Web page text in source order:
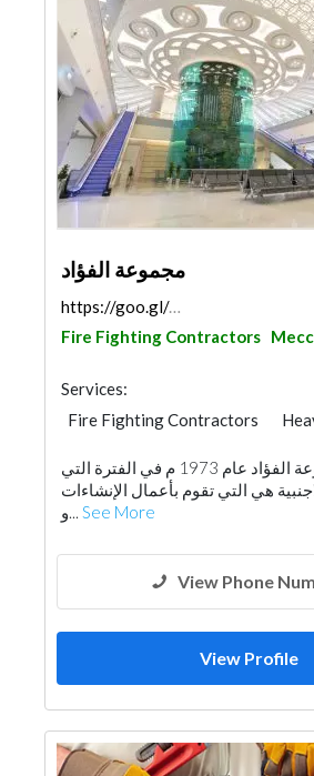
مجموعة الفؤاد
https://goo.gl/maps/VuPYFoRVK9Qp8Ze6A
Fire Fighting Contractors
Services:
Fire Fighting Contractors
Security System
Building
Lift & Escalators
تأسست مجموعة الفؤاد عام 1973 م في الفترة التي
هي التي تقوم بأعمال الإنشاءات
و... See More
View Phone
View Profile